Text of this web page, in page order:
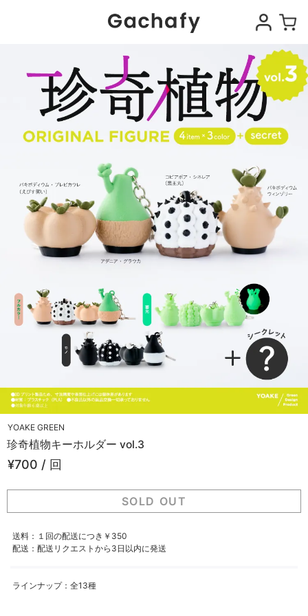
YOAKE GREEN
珍奇植物キーホルダー vol.3
¥700 / 回
SOLD OUT
送料：１回の配送につき￥350
配送：配送リクエストから3日以内に発送
ラインナップ：全13種